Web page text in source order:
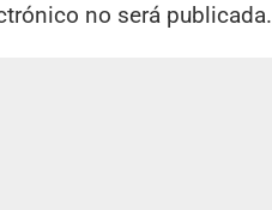
no será publicada.